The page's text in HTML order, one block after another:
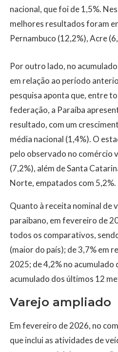
nacional, que foi de 1,5%.
melhores resultados foram
Pernambuco (12,2%), Acre
Por outro lado, no
em relação ao período
pesquisa aponta que, entre
federação, a Paraíba
resultado, com um
média nacional (1,4%). O
pelo observado no comércio
(7,2%), além de Santa
Norte, empatados com 5,2%.
Quanto à receita nominal de
paraibano, em fevereiro de
todos os comparativos,
(maior do país); de 3,7% em
2025; de 4,2% no acumulado
acumulado dos últimos 12
Varejo ampliado
Em fevereiro de 2026, no
que inclui as atividades de